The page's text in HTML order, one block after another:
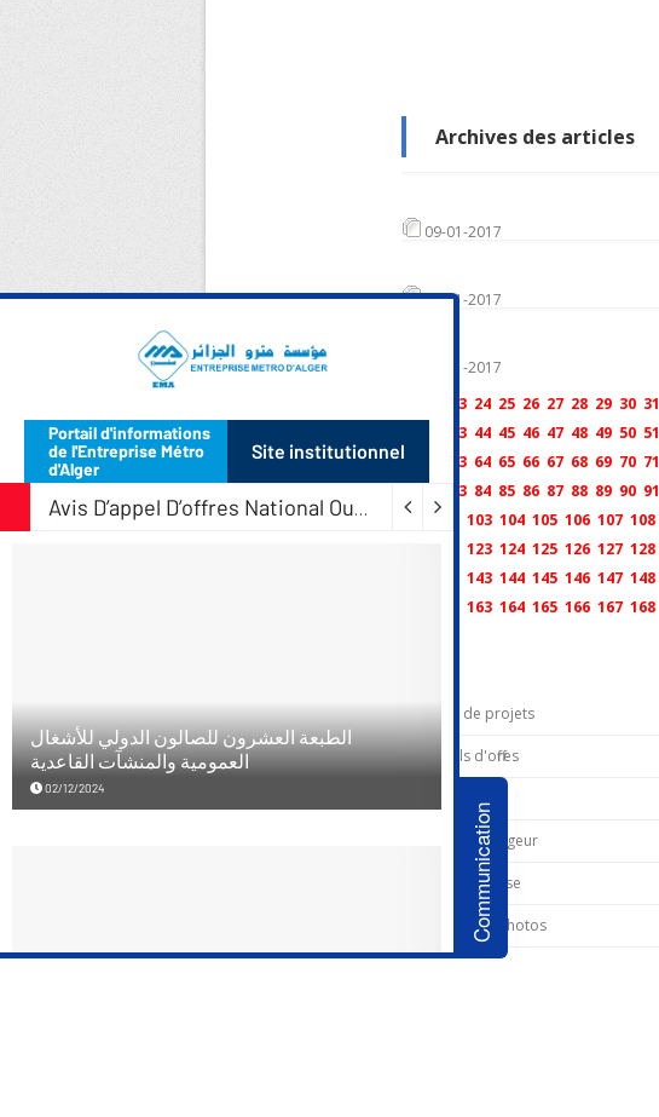
Archives des articles
09-01-2017
05-01-2017
02-01-2017
23 24 25 26 27 28 29 30 31
43 44 45 46 47 48 49 50 51
61
63 64 65 66 67 68 69 70 71
83 84 85 86 87 88 89 90 91
101
102 103 104 105 106 107 108
123 124 125 126 127 128
143 144 145 146 147 148
163 164 165 166 167 168
Carte de projets
Appels d'offres
Partenaires
Service voyegeur
Espace presse
Galerie de photos
Communication